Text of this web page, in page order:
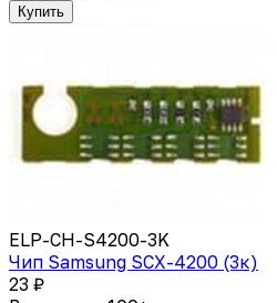
Купить
ELP-CH-S4200-3K
Чип Samsung SCX-4200 (3к)
23 ₽